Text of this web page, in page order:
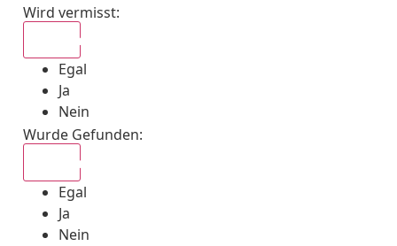
Wird vermisst:
Egal
Ja
Nein
Wurde Gefunden:
Egal
Ja
Nein